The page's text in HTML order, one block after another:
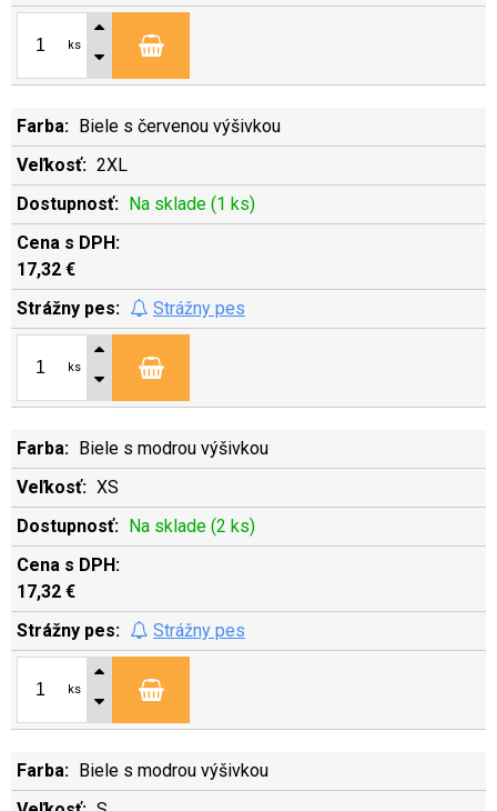
ks
Biele s červenou výšivkou
2XL
Na sklade (1 ks)
17,32 €
Strážny pes
ks
Biele s modrou výšivkou
XS
Na sklade (2 ks)
17,32 €
Strážny pes
ks
Biele s modrou výšivkou